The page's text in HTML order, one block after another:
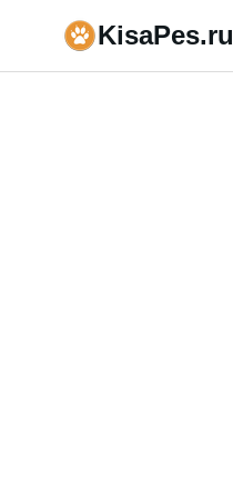
KisaPes.ru